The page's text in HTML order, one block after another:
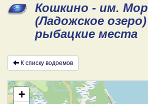
Кошкино - им.
(Ладожское
рыбацкие места
К списку водоемов
+